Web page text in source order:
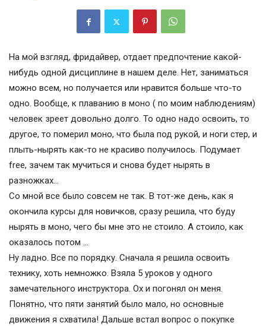
На мой взгляд, фридайвер, отдает предпочтение какой-
нибудь одной дисциплине в нашем деле. Нет, заниматься
можно всем, но получается или нравится больше что-то
одно. Вообще, к плаванию в моно ( по моим наблюдениям)
человек зреет довольно долго. То одно надо освоить, то
другое, то померил моно, что была под рукой, и ноги стер, и
плыть-нырять как-то не красиво получилось. Подумает
free, зачем так мучиться и снова будет нырять в
разножках…
Со мной все было совсем не так. В тот-же день, как я
окончила курсы для новичков, сразу решила, что буду
нырять в моно, чего бы мне это не стоило. А стоило, как
оказалось потом …
Ну ладно. Все по порядку. Сначала я решила освоить
технику, хоть немножко. Взяла 5 уроков у одного
замечательного инструктора. Ох и погонял он меня.
Понятно, что пяти занятий было мало, но основные
движения я схватила! Дальше встал вопрос о покупке